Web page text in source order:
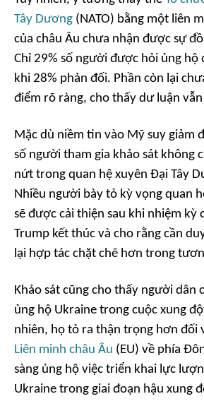
Tây Dương (NATO) bằng một liên
của châu Âu chưa nhận được sự
Chỉ 29% số người được hỏi ủng hộ
khi 28% phản đối. Phần còn lại
điểm rõ ràng, cho thấy dư luận
Mặc dù niềm tin vào Mỹ suy giảm
số người tham gia khảo sát không
nứt trong quan hệ xuyên Đại Tây
Nhiều người bày tỏ kỳ vọng quan
sẽ được cải thiện sau khi nhiệm kỳ
Trump kết thúc và cho rằng cần
lại hợp tác chặt chẽ hơn trong
Khảo sát cũng cho thấy người dân
ủng hộ Ukraine trong cuộc xung
nhiên, họ tỏ ra thận trọng hơn đối
Liên minh châu Âu (EU) về phía
sàng ủng hộ việc triển khai lực
Ukraine trong giai đoạn hậu xung